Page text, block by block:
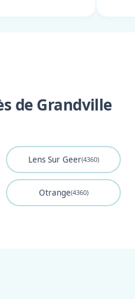
de Grandville
Lens Sur Geer(4360)
Otrange(4360)